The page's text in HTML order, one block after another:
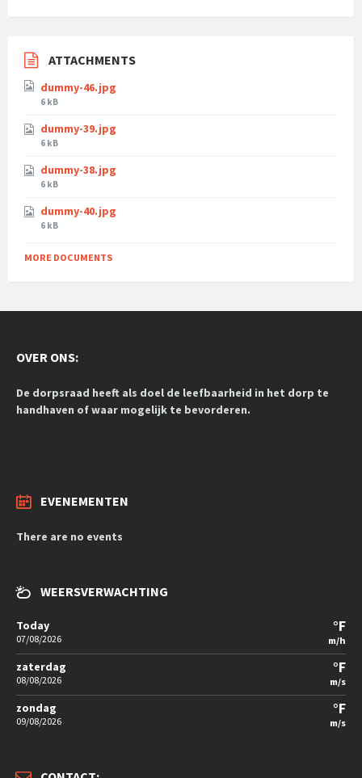
ATTACHMENTS
dummy-46.jpg
6 kB
dummy-39.jpg
6 kB
dummy-38.jpg
6 kB
dummy-40.jpg
6 kB
MORE DOCUMENTS
OVER ONS:
De dorpsraad heeft als doel de leefbaarheid in het dorp te
handhaven of waar mogelijk te bevorderen.
EVENEMENTEN
There are no events
WEERSVERWACHTING
Today
07/08/2026
°F
m/h
zaterdag
08/08/2026
°F
m/s
zondag
09/08/2026
°F
m/s